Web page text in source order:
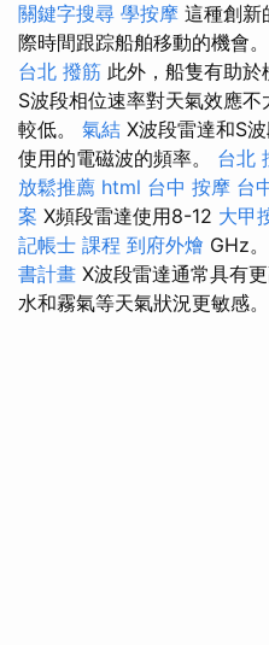
關鍵字搜尋 學按摩 這種創新
際時間跟踪船舶移動的機會。
台北 撥筋 此外，船隻有助於
S波段相位速率對天氣效應
較低。 氣結 X波段雷達和S
使用的電磁波的頻率。 台北
放鬆推薦 html 台中 按摩 台
案 X頻段雷達使用8-12 大甲
記帳士 課程 到府外燴 GHz。
書計畫 X波段雷達通常具有
水和霧氣等天氣狀況更敏感。